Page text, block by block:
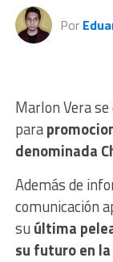
Por
Marlon Vera
para
denominada
Además de
comunicación
su última
su futuro en la